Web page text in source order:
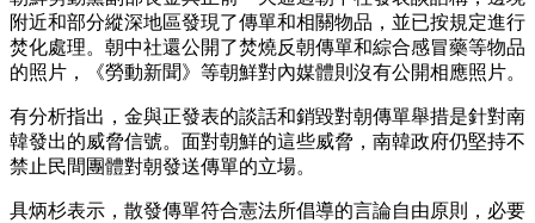
附近和部分縱深地區發現了傳單和相關物品，並已按規定進行
焚化處理。朝中社還公開了焚燒反朝傳單和綜合感冒藥等物品
的照片，《勞動新聞》等朝鮮對內媒體則沒有公開相應照片。
有分析指出，金與正發表的談話和銷毀對朝傳單舉措是針對南
韓發出的威脅信號。面對朝鮮的這些威脅，南韓政府仍堅持不
禁止民間團體對朝發送傳單的立場。
具炳杉表示，散發傳單符合憲法所倡導的言論自由原則，必要